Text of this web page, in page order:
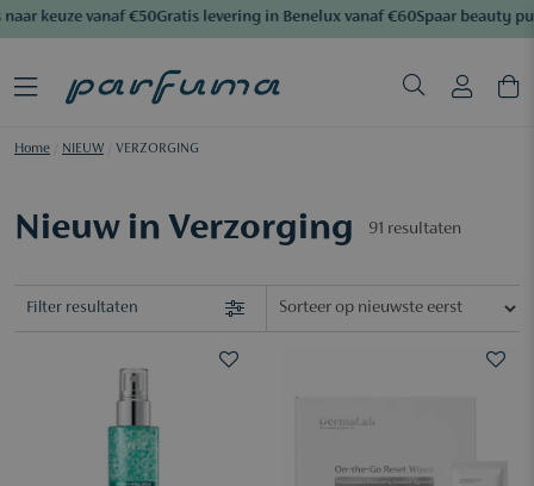
keuze vanaf €50Gratis levering in Benelux vanaf €60Spaar beauty
Home NIEUW VERZORGING
Nieuw in Verzorging 91 resultaten
Filter resultaten